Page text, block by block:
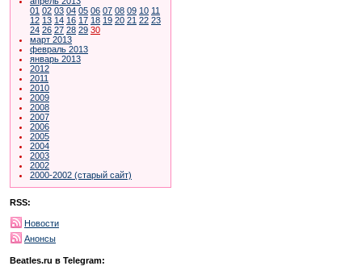
01 02 03 04 05 06 07 08 09 10 11
12 13 14 16 17 18 19 20 21 22 23
24 26 27 28 29 30
март 2013
февраль 2013
январь 2013
2012
2011
2010
2009
2008
2007
2006
2005
2004
2003
2002
2000-2002 (старый сайт)
RSS:
Новости
Анонсы
Beatles.ru в Telegram: